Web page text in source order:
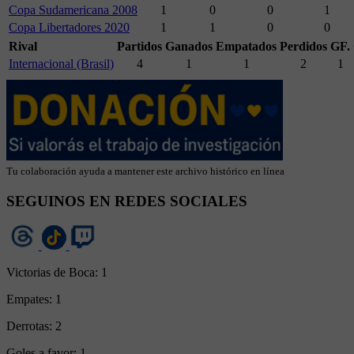
Copa Sudamericana 2008
1 0 0 1
Copa Libertadores 2020
1 1 0 0
Rival
Partidos Ganados Empatados Perdidos GF.
Internacional (Brasil)
4 1 1 2 1
Tu colaboración ayuda a mantener este archivo histórico en línea
SEGUINOS EN REDES SOCIALES
Victorias de Boca: 1
Empates: 1
Derrotas: 2